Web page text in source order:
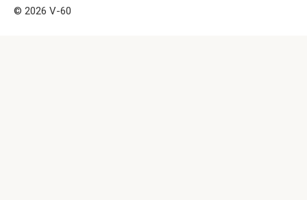
© 2026 V-60